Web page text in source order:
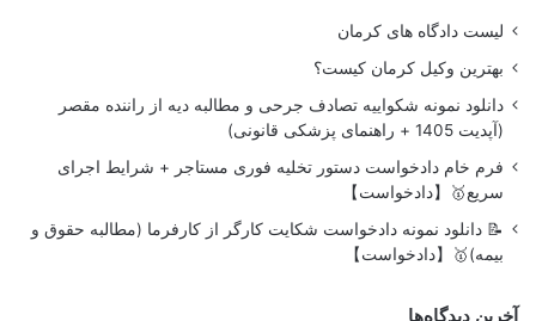
لیست دادگاه های کرمان
بهترین وکیل کرمان کیست؟
دانلود نمونه شکواییه تصادف جرحی و مطالبه دیه از راننده مقصر
(آپدیت 1405 + راهنمای پزشکی قانونی)
فرم خام دادخواست دستور تخلیه فوری مستاجر + شرایط اجرای
سریع🥇【دادخواست】
📝 دانلود نمونه دادخواست شکایت کارگر از کارفرما (مطالبه حقوق و
بیمه)🥇【دادخواست】
آخرین دیدگاه‌ها